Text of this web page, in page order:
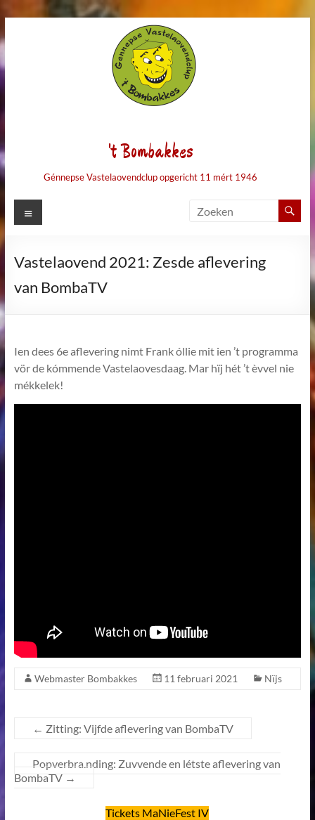
naar
inhoud
't Bombakkes
Génnepse Vastelaovendclup opgericht 11 mért 1946
Menu
Vastelaovend 2021: Zesde aflevering
van BombaTV
Ien dees 6e aflevering nimt Frank óllie mit ien ’t programma
vör de kómmende Vastelaovesdaag. Mar hïj hét ’t èvvel nie
mékkelek!
Webmaster Bombakkes 11 februari 2021 Nïjs
← Zitting: Vijfde aflevering van BombaTV
Popverbra.nding: Zuvvende en létste aflevering van
BombaTV →
Tickets MaNieFest IV